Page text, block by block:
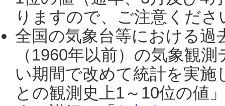
りますので、ご注意くだ
全国の気象台等における過
（1960年以前）の気象観
い期間で改めて統計を実
との観測史上1～10位の値